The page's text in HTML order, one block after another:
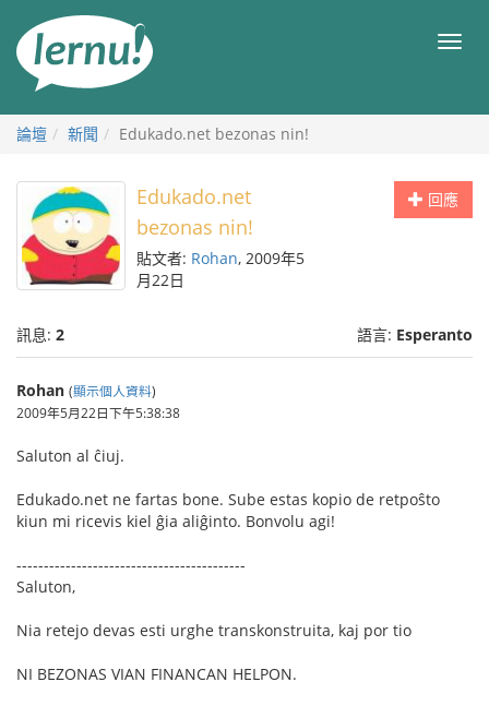
目
論壇 新聞 Edukado.net bezonas nin!
回應
Edukado.net
bezonas nin!
貼文者: Rohan, 2009年5
月22日
訊息: 2 語言: Esperanto
Rohan (顯示個人資料)
2009年5月22日下午5:38:38
Saluton al ĉiuj.
Edukado.net ne fartas bone. Sube estas kopio de retpoŝto
kiun mi ricevis kiel ĝia aliĝinto. Bonvolu agi!
------------------------------------------
Saluton,
Nia retejo devas esti urghe transkonstruita, kaj por tio
NI BEZONAS VIAN FINANCAN HELPON.